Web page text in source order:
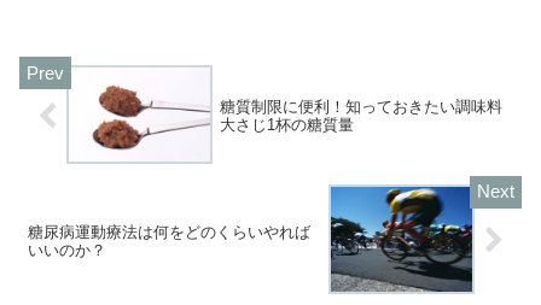
糖質制限に便利！知っておきたい調味料
大さじ1杯の糖質量
糖尿病運動療法は何をどのくらいやれば
いいのか？